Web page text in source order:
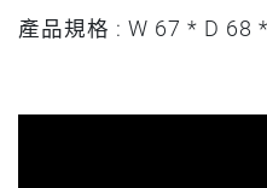
產品規格 : W 67 * D 68